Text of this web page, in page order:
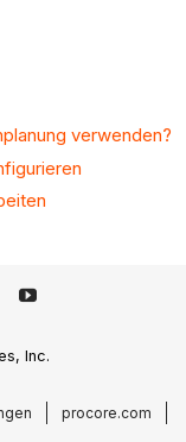
verwenden?
Inc.
procore.com